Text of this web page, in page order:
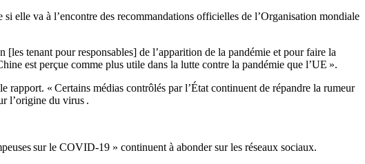
elle va à l’encontre des recommandations officielles de l’Organisation mondiale
tenant pour responsables] de l’apparition de la pandémie et pour faire la
est perçue comme plus utile dans la lutte contre la pandémie que l’UE ».
« Certains médias contrôlés par l’État continuent de répandre la rumeur
l’origine du virus .
sur le COVID-19 » continuent à abonder sur les réseaux sociaux.